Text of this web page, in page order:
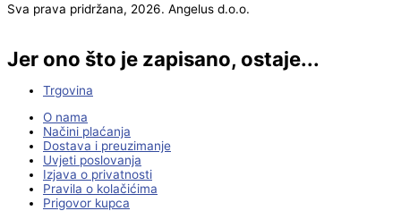
Sva prava pridržana, 2026. Angelus d.o.o.
Jer ono što je zapisano, ostaje...
Trgovina
O nama
Načini plaćanja
Dostava i preuzimanje
Uvjeti poslovanja
Izjava o privatnosti
Pravila o kolačićima
Prigovor kupca